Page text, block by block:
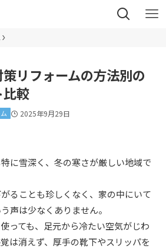
リフォームの方法別の
較
2025年9月29日
に雪深く、冬の寒さが厳しい地域で
ることも珍しくなく、家の中にいて
声は少なくありません。
っても、足元から冷たい空気がじわ
は消えず、厚手の靴下やスリッパを